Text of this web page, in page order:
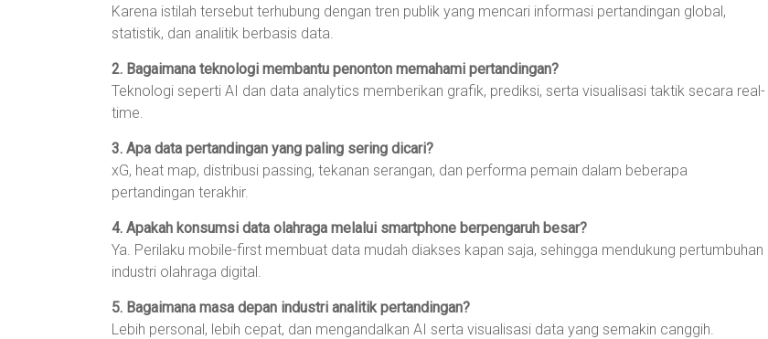
Karena istilah tersebut terhubung dengan tren publik yang mencari informasi pertandingan global,
statistik, dan analitik berbasis data.
2. Bagaimana teknologi membantu penonton memahami pertandingan?
Teknologi seperti AI dan data analytics memberikan grafik, prediksi, serta visualisasi taktik secara real-
time.
3. Apa data pertandingan yang paling sering dicari?
xG, heat map, distribusi passing, tekanan serangan, dan performa pemain dalam beberapa
pertandingan terakhir.
4. Apakah konsumsi data olahraga melalui smartphone berpengaruh besar?
Ya. Perilaku mobile-first membuat data mudah diakses kapan saja, sehingga mendukung pertumbuhan
industri olahraga digital.
5. Bagaimana masa depan industri analitik pertandingan?
Lebih personal, lebih cepat, dan mengandalkan AI serta visualisasi data yang semakin canggih.